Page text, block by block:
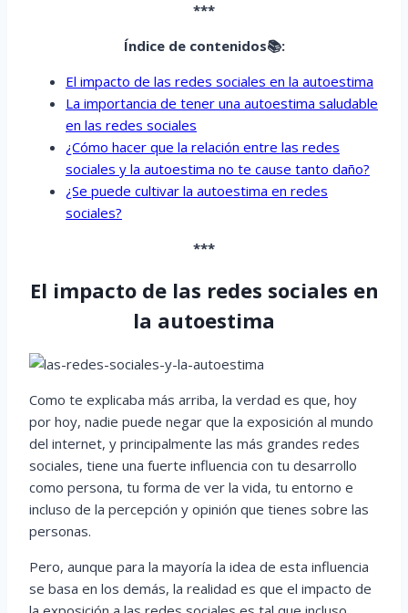
***
Índice de contenidos📚:
El impacto de las redes sociales en la autoestima
La importancia de tener una autoestima saludable
en las redes sociales
¿Cómo hacer que la relación entre las redes
sociales y la autoestima no te cause tanto daño?
¿Se puede cultivar la autoestima en redes
sociales?
***
El impacto de las redes sociales en
la autoestima
Como te explicaba más arriba, la verdad es que, hoy
por hoy, nadie puede negar que la exposición al mundo
del internet, y principalmente las más grandes redes
sociales, tiene una fuerte influencia con tu desarrollo
como persona, tu forma de ver la vida, tu entorno e
incluso de la percepción y opinión que tienes sobre las
personas.
Pero, aunque para la mayoría la idea de esta influencia
se basa en los demás, la realidad es que el impacto de